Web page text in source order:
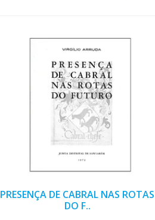
PRESENÇA DE CABRAL NAS ROTAS
DO F..